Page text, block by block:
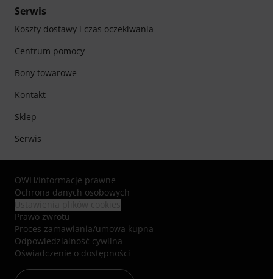
Serwis
Koszty dostawy i czas oczekiwania
Centrum pomocy
Bony towarowe
Kontakt
Sklep
Serwis
OWH/Informacje prawne
Ochrona danych osobowych
Prawo zwrotu
Proces zamawiania/umowa kupna
Odpowiedzialność cywilna
Oświadczenie o dostępności